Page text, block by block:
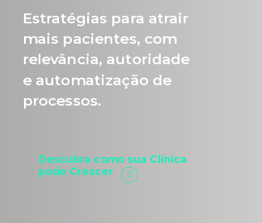
Estratégias para atrair
mais pacientes, com
relevância, autoridade
e automatização de
processos.
Descubra como sua Clínica
pode Crescer